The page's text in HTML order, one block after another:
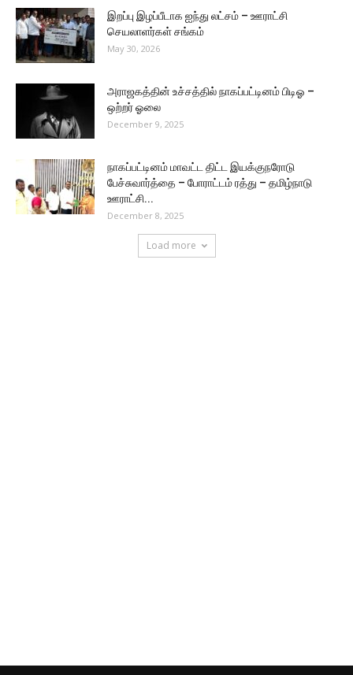
இறப்பு இழப்பீடாக ஐந்து லட்சம் – ஊராட்சி
செயலாளர்கள் சங்கம்
May 30, 2026
அராஜகத்தின் உச்சத்தில் நாகப்பட்டினம் பிடிஓ –
ஒற்றர் ஓலை
December 9, 2025
நாகப்பட்டினம் மாவட்ட திட்ட இயக்குநரோடு
பேச்சுவார்த்தை – போராட்டம் ரத்து – தமிழ்நாடு
ஊராட்சி...
December 8, 2025
Load more